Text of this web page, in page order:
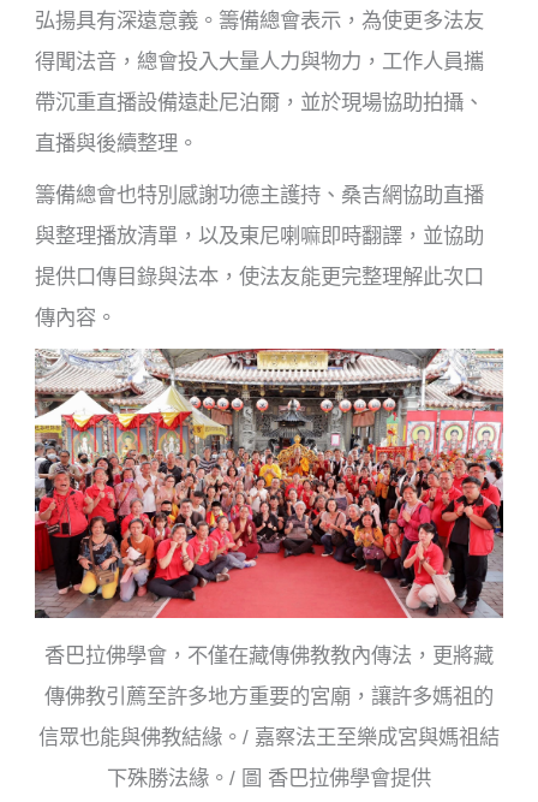
弘揚具有深遠意義。籌備總會表示，為使更多法友
得聞法音，總會投入大量人力與物力，工作人員攜
帶沉重直播設備遠赴尼泊爾，並於現場協助拍攝、
直播與後續整理。
籌備總會也特別感謝功德主護持、桑吉網協助直播
與整理播放清單，以及東尼喇嘛即時翻譯，並協助
提供口傳目錄與法本，使法友能更完整理解此次口
傳內容。
香巴拉佛學會，不僅在藏傳佛教教內傳法，更將藏
傳佛教引薦至許多地方重要的宮廟，讓許多媽祖的
信眾也能與佛教結緣。/ 嘉察法王至樂成宮與媽祖結
下殊勝法緣。/ 圖 香巴拉佛學會提供